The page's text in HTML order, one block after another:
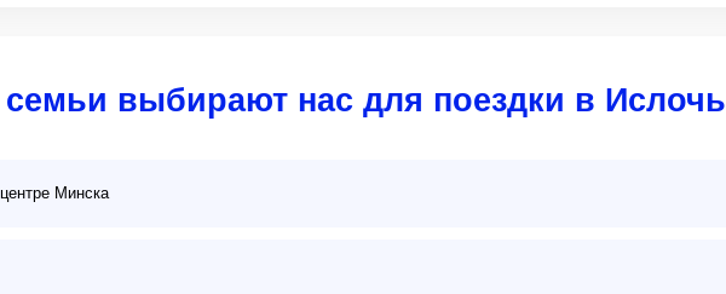
выбирают нас для поездки в Ислочь
Минска